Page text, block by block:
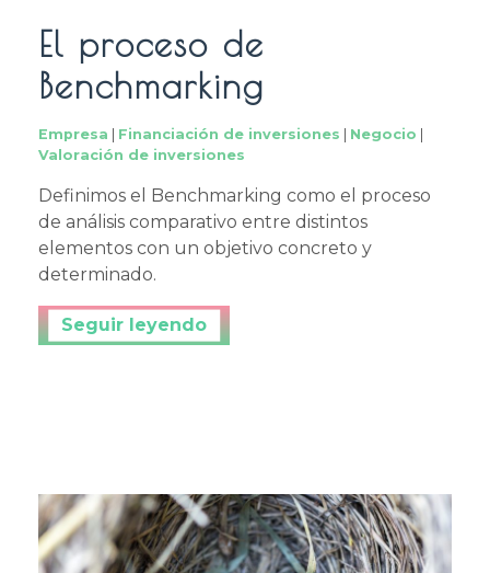
El proceso de
Benchmarking
Empresa Financiación de inversiones Negocio
Valoración de inversiones
Definimos el Benchmarking como el proceso
de análisis comparativo entre distintos
elementos con un objetivo concreto y
determinado.
Continuar leyendo